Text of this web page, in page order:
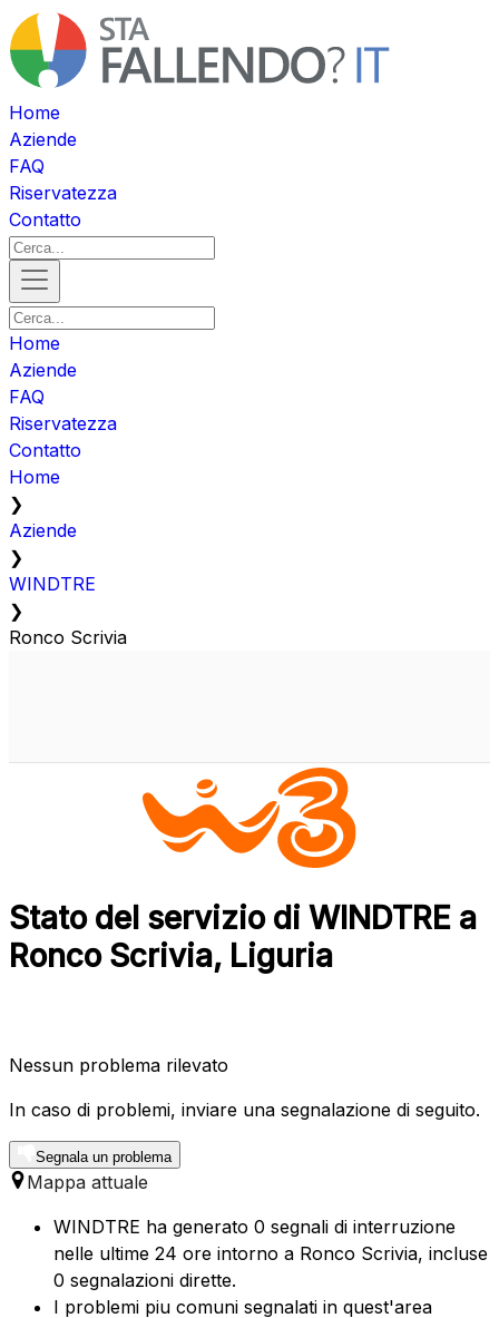
Home
Aziende
FAQ
Riservatezza
Contatto
Home
Aziende
FAQ
Riservatezza
Contatto
Home
❯
Aziende
❯
WINDTRE
❯
Ronco Scrivia
Stato del servizio di WINDTRE a
Ronco Scrivia, Liguria
Nessun problema rilevato
In caso di problemi, inviare una segnalazione di seguito.
Segnala un problema
Mappa attuale
WINDTRE ha generato 0 segnali di interruzione
nelle ultime 24 ore intorno a Ronco Scrivia, incluse
0 segnalazioni dirette.
I problemi piu comuni segnalati in quest'area